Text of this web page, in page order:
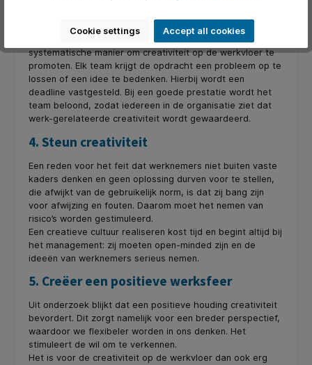
3. Werk met innovatieteams
Het werken met innovatieteams is een meer
systematische manier om creativiteit op de werkvloer te
promoten. Elk team krijgt de opdracht een probleem op te
lossen of een idee te bedenken. Hierbij wordt een
deadline vastgesteld. Bij een goede prestatie wordt het
team beloond, zodat iedereen in de organisatie ziet dat
werk-gerelateerde creativiteit wordt gewaardeerd.
4. Steun creativiteit
Een reden voor het feit dat werknemers niet buiten vaste
kaders denken en geen oplossing durven voor te stellen,
die afwijkt van de gebruikelijk norm, is dat zij bang zijn
voor afwijzing en fouten. Daarom moet het nemen van
risico’s worden gestimuleerd.
Een creatieve cultuur realiseren kost tijd en begint altijd bij
het management: zij moeten open-minded zijn en de
ideeën van werknemers serieus nemen.
5. Creëer een positieve werksfeer
Uit onderzoek blijkt dat een positieve houding creativiteit
bevordert. Dit zorgt namelijk voor een breder perspectief,
waardoor we flexibeler worden in ons denken. Het
stimuleert de wil om te verkennen.
Het is voor de creativiteit op de werkvloer dan ook erg
Cookie settings Accept all cookies